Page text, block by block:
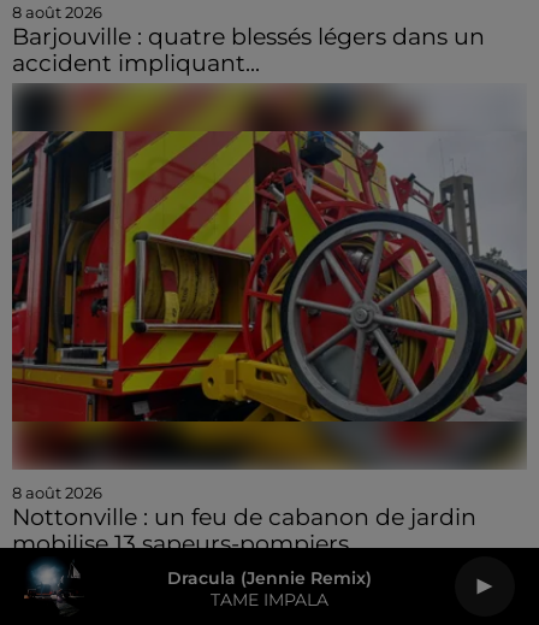
Dracula (jennie Remix)
TAME IMPALA
8 août 2026
Barjouville : quatre blessés légers dans un
accident impliquant...
8 août 2026
Nottonville : un feu de cabanon de jardin
mobilise 13 sapeurs-pompiers